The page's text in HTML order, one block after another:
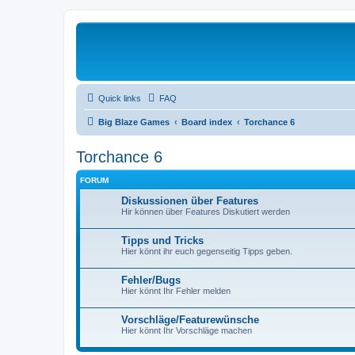
Quick links FAQ
Big Blaze Games Board index Torchance 6
Torchance 6
FORUM
Diskussionen über Features
Hir können über Features Diskutiert werden
Tipps und Tricks
Hier könnt ihr euch gegenseitig Tipps geben.
Fehler/Bugs
Hier könnt Ihr Fehler melden
Vorschläge/Featurewünsche
Hier könnt Ihr Vorschläge machen